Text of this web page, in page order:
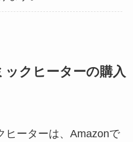
クヒーターの購入
ヒーターは、Amazonで